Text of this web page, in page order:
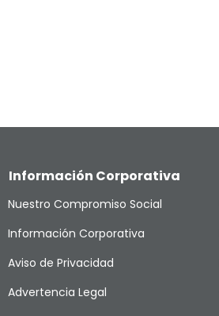
Información Corporativa
Nuestro Compromiso Social
Información Corporativa
Aviso de Privacidad
Advertencia Legal